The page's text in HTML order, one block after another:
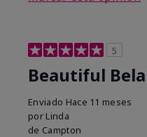
5
Beautiful
Enviado Hace 11 meses
por Linda
de Campton